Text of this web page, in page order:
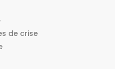
de crise